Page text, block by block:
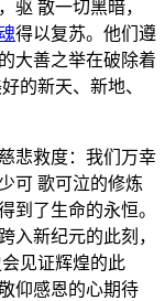
驱 散一切黑暗，
得以复苏。他们遵
大善之举在破除着
的新天、新地、
悲救度：我们万幸
可 歌可泣的修炼
到了生命的永恒。
入新纪元的此刻，
见证辉煌的此
仰感恩的心期待